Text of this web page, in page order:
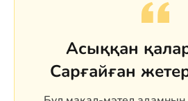
Асыққан
Сарғайған